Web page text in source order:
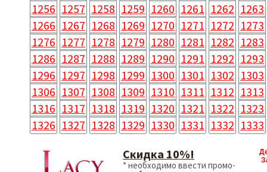
1256 1257 1258 1259 1260 1261 1262 1263
1266 1267 1268 1269 1270 1271 1272 1273
1276 1277 1278 1279 1280 1281 1282 1283
1286 1287 1288 1289 1290 1291 1292 1293
1296 1297 1298 1299 1300 1301 1302 1303
1306 1307 1308 1309 1310 1311 1312 1313
1316 1317 1318 1319 1320 1321 1322 1323
1326 1327 1328 1329 1330 1331 1332 1333
Скидка 10%!
* необходимо ввести промо-